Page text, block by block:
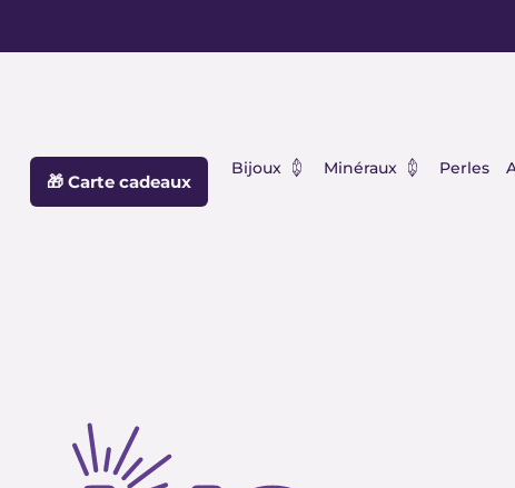
🎁 Carte cadeaux
Bijoux Ouvrir Bijoux
Minéraux OuvrirPerles